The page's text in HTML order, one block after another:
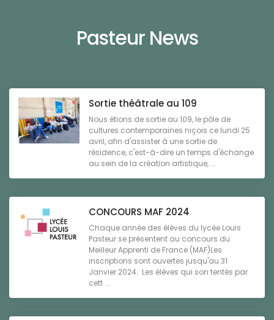
Pasteur News
Sortie théâtrale au 109
Nous étions de sortie au 109, le pôle de
cultures contemporaines niçois ce lundi 25
avril, afin d'assister à une sortie de
résidence, c'est-à-dire un temps d'échange
au sein de la création artistique, ...
CONCOURS MAF 2024
Chaque année des élèves du lycée Louis
Pasteur se présentent au concours du
Meilleur Apprenti de France (MAF)Les
inscriptions sont ouvertes jusqu'au 31
Janvier 2024. Les élèves qui son tentés par
cett ...